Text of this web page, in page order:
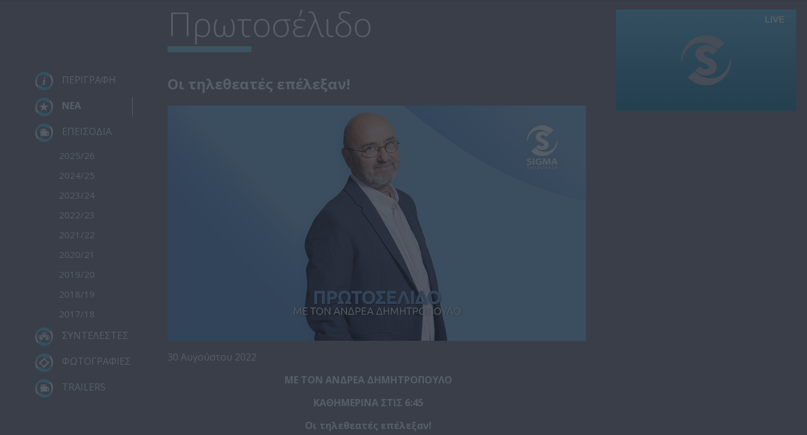
Πρωτοσέλιδο
ΠΕΡΙΓΡΑΦΗ
ΝΕΑ
ΕΠΕΙΣΟΔΙΑ
2025/26
2024/25
2023/24
2022/23
2021/22
2020/21
2019/20
2018/19
2017/18
ΣΥΝΤΕΛΕΣΤΕΣ
ΦΩΤΟΓΡΑΦΙΕΣ
TRAILERS
Οι τηλεθεατές επέλεξαν!
30 Αυγούστου 2022
ΜΕ ΤΟΝ ΑΝΔΡΕΑ ΔΗΜΗΤΡΟΠΟΥΛΟ
ΚΑΘΗΜΕΡΙΝΑ ΣΤΙΣ 6:45
Οι τηλεθεατές επέλεξαν!